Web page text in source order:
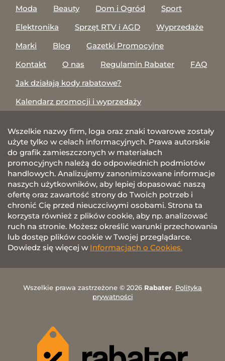
Moda Beauty Dom i Ogród
Sport
Elektronika
Sprzęt RTV i AGD
Wyprzedaże
Marki
Blog
Gazetki Promocyjne
Kontakt
O nas Regulamin Rabater
FAQ
Jak działają kody rabatowe?
Kalendarz promocji i wyprzedaży
Wszelkie nazwy firm, loga oraz znaki towarowe zostały
użyte tylko w celach informacyjnych. Prawa autorskie
do grafik zamieszczonych w materiałach
promocyjnych należą do odpowiednich podmiotów
handlowych. Analizujemy zanonimizowane informacje
naszych użytkowników, aby lepiej dopasować naszą
ofertę oraz zawartość strony do Twoich potrzeb i
chronić Cię przed nieuczciwymi osobami. Strona ta
korzysta również z plików cookie, aby np. analizować
ruch na stronie. Możesz określić warunki przechowania
lub dostęp plików cookie w Twojej przeglądarce.
Dowiedz się więcej w Informacjach o Cookies.
Wszelkie prawa zastrzeżone © 2026 Rabater. Polityka
prywatności